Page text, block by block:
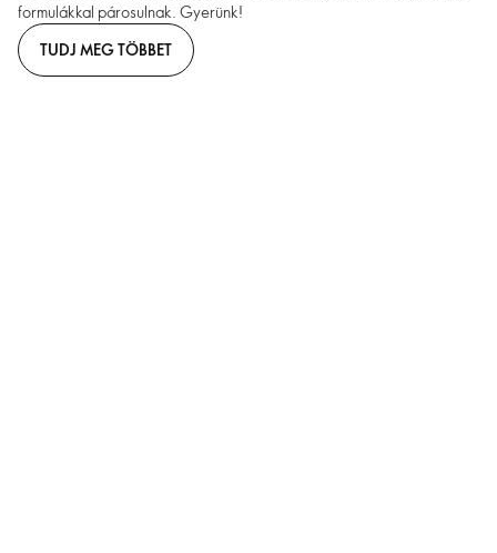
formulákkal párosulnak. Gyerünk!
TUDJ MEG TÖBBET